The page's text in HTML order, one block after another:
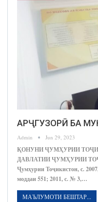
АРҶГУЗОРӢ БА
Admin Jun 29, 2023
ҚОНУНИ ҶУМҲУРИИ
ДАВЛАТИИ ҶУМҲУРИИ
Ҷумҳурии Тоҷикистон, с.
моддаи 551; 2011, с. № 3,…
МАЪЛУМОТИ БЕШТАР...